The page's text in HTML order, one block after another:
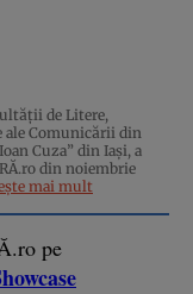
de Litere,
ale Comunicării din
Cuza” din Iași, a
din noiembrie
mai mult
pe